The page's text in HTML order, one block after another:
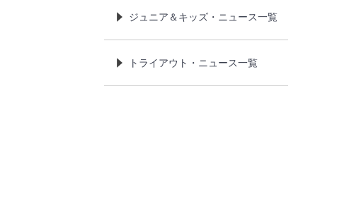
ジュニア＆キッズ・ニュース一覧
トライアウト・ニュース一覧